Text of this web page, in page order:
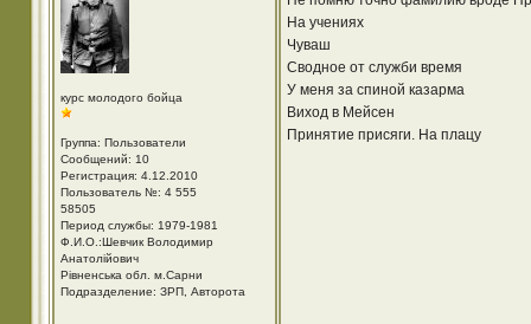
курс молодого бойца
Группа: Пользователи
Сообщений: 10
Регистрация: 4.12.2010
Пользователь №: 4 555
58505
Период службы: 1979-1981
Ф.И.О.:Шевчик Володимир
Анатолійович
Рівненська обл. м.Сарни
Подразделение: ЗРП, Авторота
На учениях
Чуваш
Сводное от служби время
У меня за спиной казарма
Виход в Мейсен
Принятие присяги. На плацу